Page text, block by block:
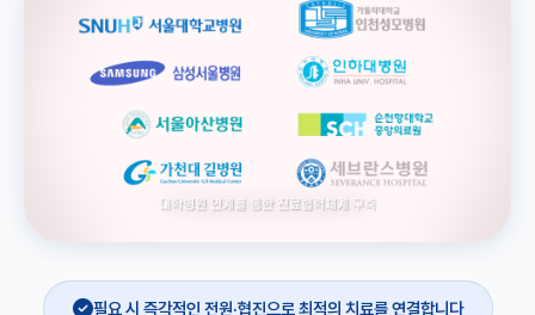
필요 시 즉각적인 전원·협진으로 최적의 치료를 연결합니다